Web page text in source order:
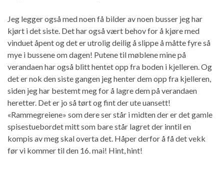
Jeg legger også med noen få bilder av noen busser jeg har
kjørt i det siste. Det har også vært behov for å kjøre med
vinduet åpent og det er utrolig deilig å slippe å måtte fyre så
mye i bussene om dagen! Putene til møblene mine på
verandaen har også blitt hentet opp fra boden i kjelleren. Og
det er nok den siste gangen jeg henter dem opp fra kjelleren,
siden jeg har bestemt meg for å lagre dem på verandaen
heretter. Det er jo så tørt og fint der ute uansett!
«Rammegreiene» som dere ser står i midten der er det gamle
spisestuebordet mitt som bare står lagret der inntil en
kompis av meg skal overta det. Håper derfor å få det vekk
før vi kommer til den 16. mai! Hint, hint!